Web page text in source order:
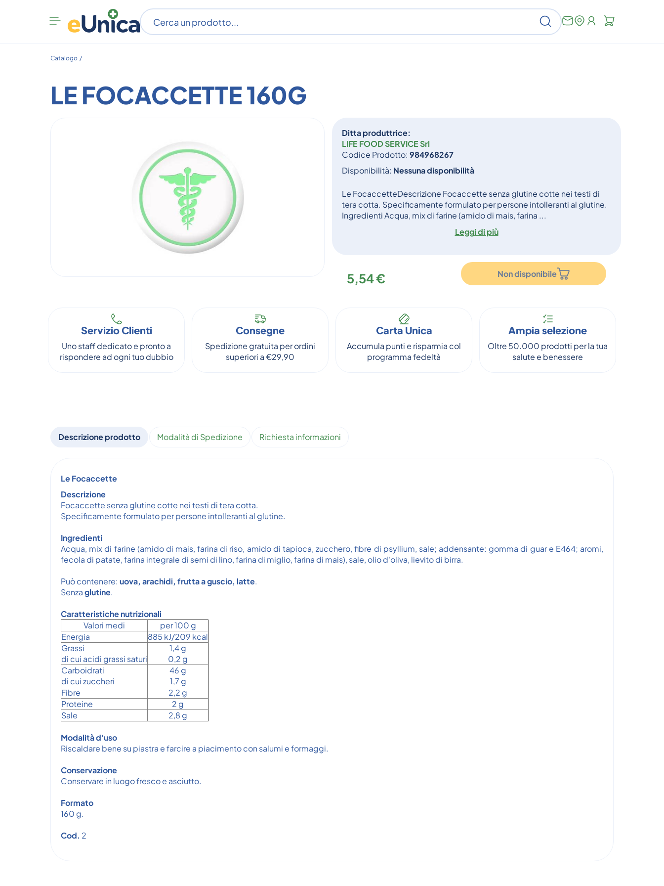
Apri
menu
Cerca
Catalogo /
LE FOCACCETTE 160G
Ditta produttrice:
LIFE FOOD SERVICE Srl
Codice Prodotto: 984968267
Disponibilità: Nessuna disponibilità
Le FocaccetteDescrizione Focaccette senza glutine cotte nei testi di
tera cotta. Specificamente formulato per persone intolleranti al glutine.
Ingredienti Acqua, mix di farine (amido di mais, farina ...
Leggi di più
5,54 € Non disponibile
Servizio Clienti
Uno staff dedicato e pronto a
rispondere ad ogni tuo dubbio
Consegne
Spedizione gratuita per ordini
superiori a €29,90
Carta Unica
Accumula punti e risparmia col
programma fedeltà
Ampia selezione
Oltre 50.000 prodotti per la tua
salute e benessere
Descrizione prodotto Modalità di Spedizione Richiesta informazioni
Le Focaccette
Descrizione
Focaccette senza glutine cotte nei testi di tera cotta.
Specificamente formulato per persone intolleranti al glutine.
Ingredienti
Acqua, mix di farine (amido di mais, farina di riso, amido di tapioca, zucchero, fibre di psyllium, sale; addensante: gomma di guar e E464; aromi,
fecola di patate, farina integrale di semi di lino, farina di miglio, farina di mais), sale, olio d'oliva, lievito di birra.
Può contenere: uova, arachidi, frutta a guscio, latte.
Senzaglutine.
Caratteristiche nutrizionali
Valori medi
per 100 g
Energia
885 kJ/209 kcal
Grassi
di cui acidi grassi saturi
1,4 g
0,2 g
Carboidrati
di cui zuccheri
46 g
1,7 g
Fibre
2,2 g
Proteine
2 g
Sale
2,8 g
Modalità d'uso
Riscaldare bene su piastra e farcire a piacimento con salumi e formaggi.
Conservazione
Conservare in luogo fresco e asciutto.
Formato
160 g.
Cod. 2